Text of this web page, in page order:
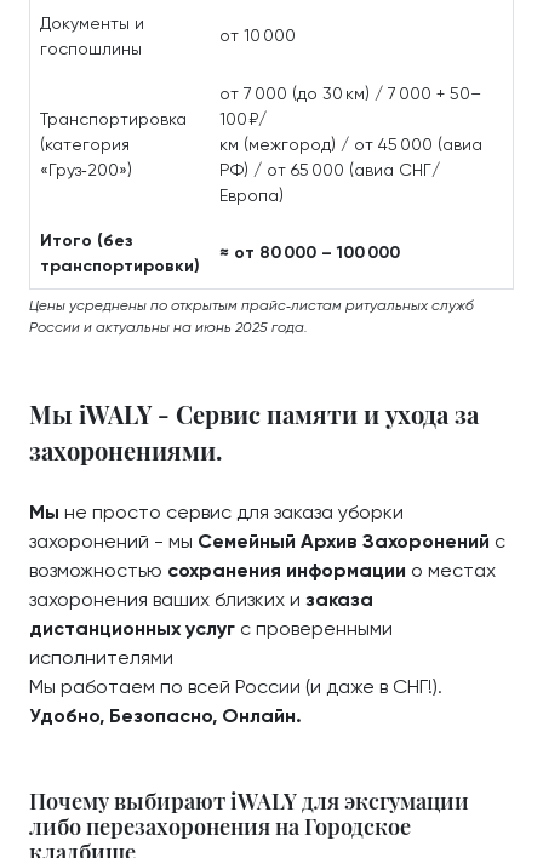
Документы и
госпошлины
от 10 000
Транспортировка
(категория
«Груз‑200»)
от 7 000 (до 30 км) / 7 000 + 50–
100 ₽/
км (межгород) / от 45 000 (авиа
РФ) / от 65 000 (авиа СНГ/
Европа)
Итого (без
транспортировки)
≈ от 80 000 – 100 000
Цены усреднены по открытым прайс‑листам ритуальных служб
России и актуальны на июнь 2025 года.
Мы iWALY - Сервис памяти и ухода за
захоронениями.
Мы не просто сервис для заказа уборки
захоронений - мы Семейный Архив Захоронений с
возможностью сохранения информации о местах
захоронения ваших близких и заказа
дистанционных услуг с проверенными
исполнителями
Мы работаем по всей России (и даже в СНГ!).
Удобно, Безопасно, Онлайн.
Почему выбирают iWALY для эксгумации
либо перезахоронения на Городское
кладбище